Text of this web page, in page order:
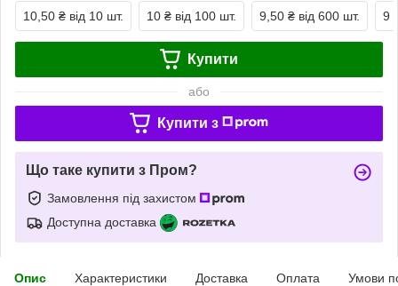
10,50 ₴ від 10 шт. 10 ₴ від 100 шт. 9,50 ₴ від 600 шт. 9
Купити
або
Купити з
Що таке купити з Пром?
Замовлення під захистом
Доступна доставка
Опис Характеристики Доставка Оплата Умови